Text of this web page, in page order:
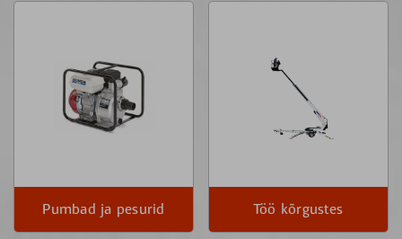
Pumbad ja pesurid Töö kõrgustes